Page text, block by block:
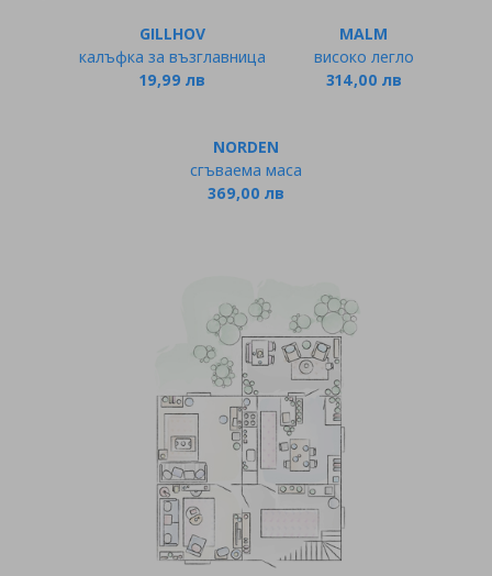
GILLHOV
калъфка за възглавница
19,99 лв
MALM
високо легло
314,00 лв
NORDEN
сгъваема маса
369,00 лв